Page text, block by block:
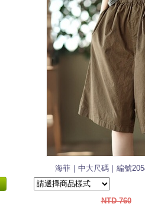
海菲｜中大尺碼｜編號
NTD 760